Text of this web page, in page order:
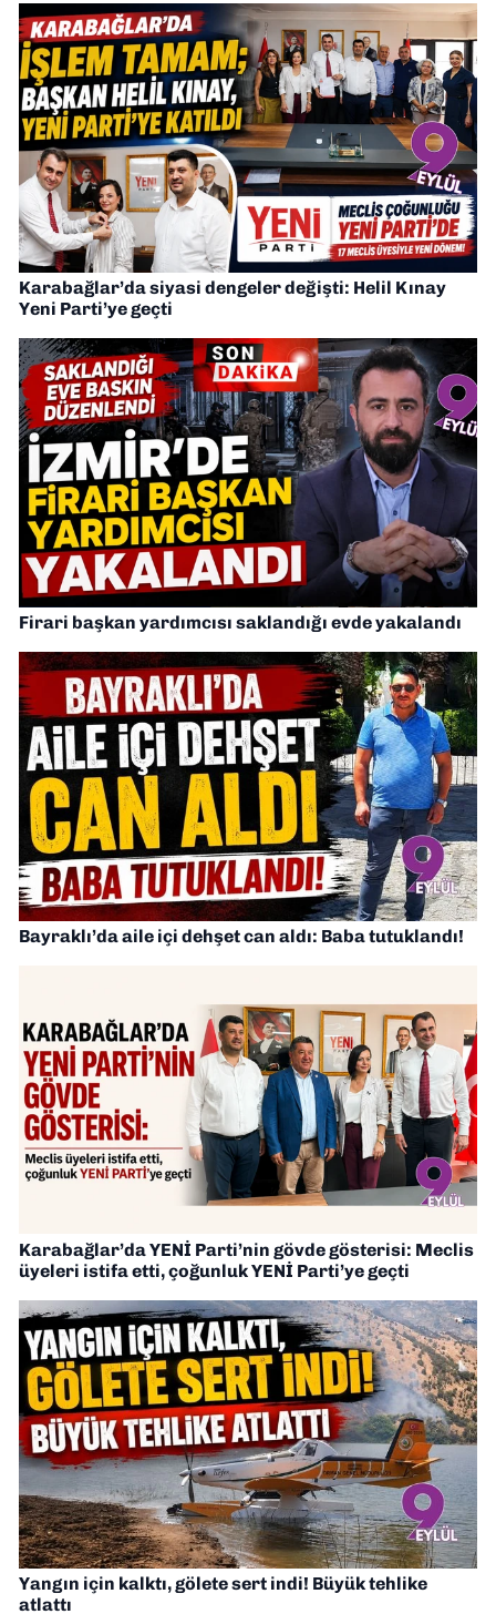
Karabağlar’da siyasi dengeler değişti: Helil Kınay
Yeni Parti’ye geçti
Firari başkan yardımcısı saklandığı evde yakalandı
Bayraklı’da aile içi dehşet can aldı: Baba tutuklandı!
Karabağlar’da YENİ Parti’nin gövde gösterisi: Meclis
üyeleri istifa etti, çoğunluk YENİ Parti’ye geçti
Yangın için kalktı, gölete sert indi! Büyük tehlike
atlattı